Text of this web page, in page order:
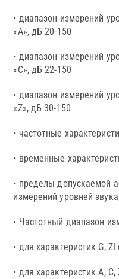
• диапазон измерений
«А», дБ 20-150
• диапазон измерений
«С», дБ 22-150
• диапазон измерений
«Z», дБ 30-150
• частотные
• временные
• пределы допускаемой
измерений уровней
• Частотный диапазон
• для характеристик G,
• для характеристик А,